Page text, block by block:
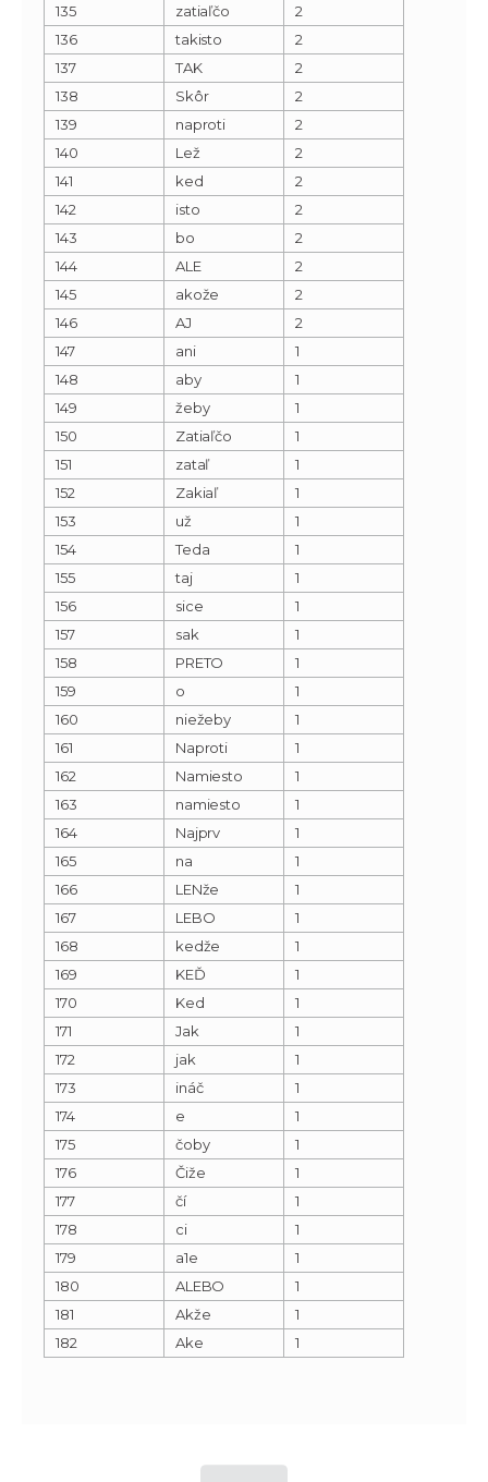
135
zatiaľčo
2
136
takisto
2
137
TAK
2
138
Skôr
2
139
naproti
2
140
Lež
2
141
ked
2
142
isto
2
143
bo
2
144
ALE
2
145
akože
2
146
AJ
2
147
аni
1
148
аbу
1
149
žeby
1
150
Zatiaľčo
1
151
zataľ
1
152
Zakiaľ
1
153
už
1
154
Teda
1
155
taj
1
156
sice
1
157
sak
1
158
PRETO
1
159
o
1
160
niežeby
1
161
Naproti
1
162
Namiesto
1
163
namiesto
1
164
Najprv
1
165
na
1
166
LENže
1
167
LEBO
1
168
kedže
1
169
KEĎ
1
170
Ked
1
171
Jak
1
172
jak
1
173
ináč
1
174
e
1
175
čoby
1
176
Čiže
1
177
čí
1
178
ci
1
179
a1e
1
180
ALEBO
1
181
Akže
1
182
Ake 1